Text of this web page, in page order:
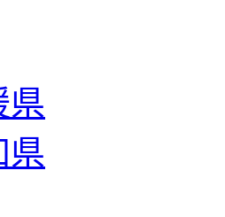
県
県